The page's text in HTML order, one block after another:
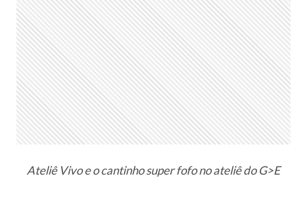
Ateliê Vivo e o cantinho super fofo no ateliê do G>E